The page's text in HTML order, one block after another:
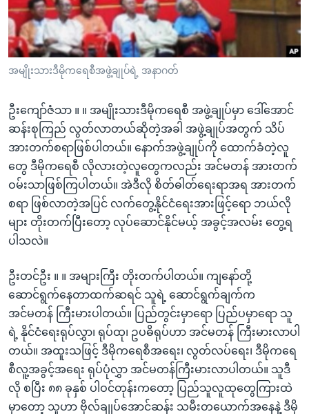
အ
ညွန်း
စာမျက်နှာ
ကျော်
ရန်
ရှာဖွေ
နေရာ
ကျော်
သုတပဒေသာ အင်္ဂလိပ်စာ
Learning English
ဗွီအိုအေ လူမှုကွန်ယက်များ
ဘာသာစကားများ
အမျိုးသားဒီမိုကရေစီအဖွဲ့ချုပ်ရဲ့ အနာဂတ်
ဦးကျော်ဇံသာ ။ ။ အမျိုးသားဒီမိုကရေစီ အဖွဲ့ချုပ်မှာ ဒေါ်အောင်
ဆန်းစုကြည် လွတ်လာတယ်ဆိုတဲ့အခါ အဖွဲ့ချုပ်အတွက် သိပ်
အားတက်စရာဖြစ်ပါတယ်။ နောက်အဖွဲ့ချုပ်ကို ထောက်ခံတဲ့လူ
တွေ ဒီမိုကရေစီ လိုလားတဲ့လူတွေကလည်း အင်မတန် အားတက်
ဝမ်းသာဖြစ်ကြပါတယ်။ အဲဒီလို စိတ်ဓါတ်ရေးရာအရ အားတက်
စရာ ဖြစ်လာတဲ့အပြင် လက်တွေ့နိုင်ငံရေးအားဖြင့်ရော ဘယ်လို
များ တိုးတက်ပြီးတော့ လုပ်ဆောင်နိုင်မယ့် အခွင့်အလမ်း တွေ့ရ
ပါသလဲ။
ဦးတင်ဦး ။ ။ အများကြီး တိုးတက်ပါတယ်။ ကျနော်တို့
ဆောင်ရွက်နေတာထက်ဆရင် သူရဲ့ ဆောင်ရွက်ချက်က
အင်မတန် ကြီးမားပါတယ်။ ပြည်တွင်းမှာရော ပြည်ပမှာရော သူ
ရဲ့ နိုင်ငံရေးရုပ်လွှာ၊ ရုပ်ထု၊ ဥပဓိရုပ်ဟာ အင်မတန် ကြီးမားလာပါ
တယ်။ အထူးသဖြင့် ဒီမိုကရေစီအရေး၊ လွတ်လပ်ရေး၊ ဒီမိုကရေ
စီလူ့အခွင့်အရေး ရုပ်ပုံလွှာ အင်မတန်ကြီးမားလာပါတယ်။ သူဒီ
လို စပြီး ၈၈ ခုနှစ် ပါဝင်တုန်းကတော့ ပြည်သူလူထုတွေကြားထဲ
မှာတော့ သူဟာ ဗိုလ်ချုပ်အောင်ဆန်း သမီးတယောက်အနေနဲ့ ဒီမို